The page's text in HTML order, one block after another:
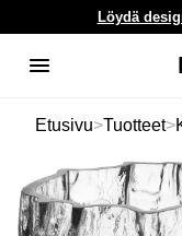
Löydä
Etusivu>Tuotteet>